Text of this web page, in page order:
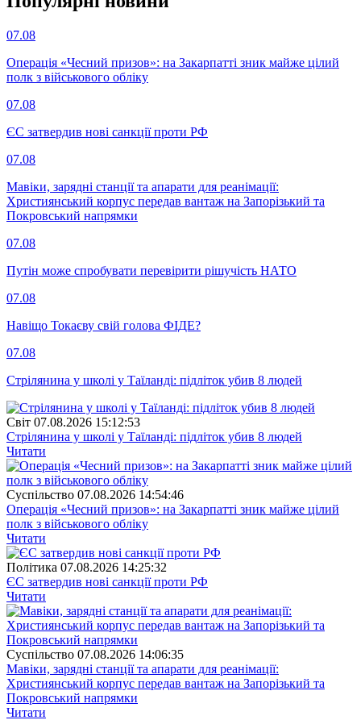
07.08
Операція «Чесний призов»: на Закарпатті зник майже цілий
полк з військового обліку
07.08
ЄС затвердив нові санкції проти РФ
07.08
Мавіки, зарядні станції та апарати для реанімації:
Християнський корпус передав вантаж на Запорізький та
Покровський напрямки
07.08
Путін може спробувати перевірити рішучість НАТО
07.08
Навіщо Токаєву свій голова ФІДЕ?
07.08
Стрілянина у школі у Таїланді: підліток убив 8 людей
Свiт 07.08.2026 15:12:53
Стрілянина у школі у Таїланді: підліток убив 8 людей
Читати
Суспiльство 07.08.2026 14:54:46
Операція «Чесний призов»: на Закарпатті зник майже цілий
полк з військового обліку
Читати
Полiтика 07.08.2026 14:25:32
ЄС затвердив нові санкції проти РФ
Читати
Суспiльство 07.08.2026 14:06:35
Мавіки, зарядні станції та апарати для реанімації:
Християнський корпус передав вантаж на Запорізький та
Покровський напрямки
Читати